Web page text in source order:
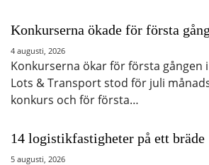
Konkurserna ökade för första
4 augusti, 2026
Konkurserna ökar för första gången
Lots & Transport stod för juli
konkurs och för första…
14 logistikfastigheter på ett bräde
5 augusti, 2026